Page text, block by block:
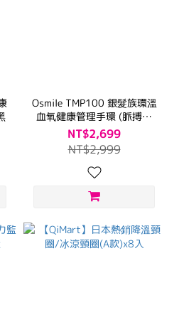
Osmile TMP100 銀髮族環溫
血氧健康管理手環 (脈搏血
氧）
NT$2,699
NT$2,999